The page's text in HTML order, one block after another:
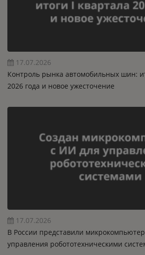
17.07.2026
Контроль рынка автомобильных шин:
2026 года и новое ужесточение
17.07.2026
В России представили
управления робототехническими